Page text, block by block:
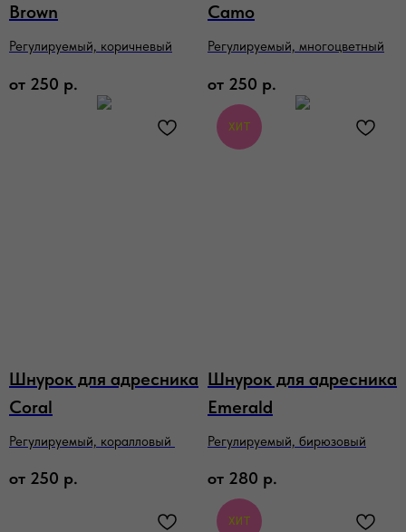
Brown
Регулируемый, коричневый
от 250 р.
Camo
Регулируемый, многоцветный
от 250 р.
Шнурок для адресника
Coral
Регулируемый, коралловый
от 250 р.
ХИТ
Шнурок для адресника
Emerald
Регулируемый, бирюзовый
от 280 р.
ХИТ